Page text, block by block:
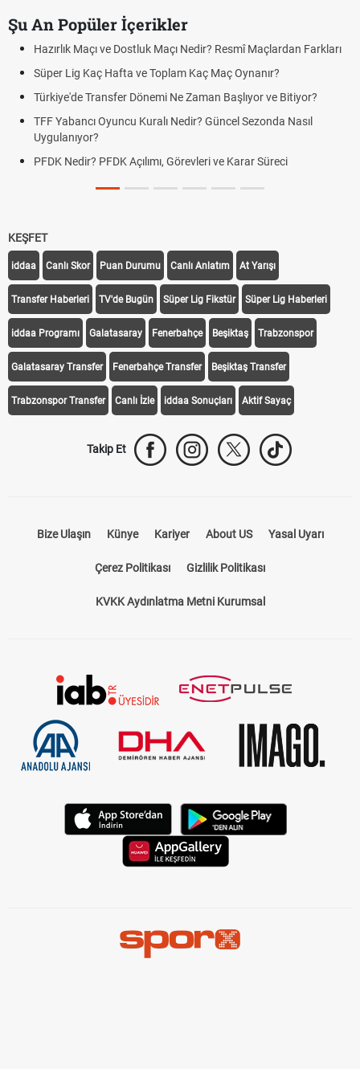
Şu An Popüler İçerikler
Hazırlık Maçı ve Dostluk Maçı Nedir? Resmî Maçlardan Farkları
Süper Lig Kaç Hafta ve Toplam Kaç Maç Oynanır?
Türkiye'de Transfer Dönemi Ne Zaman Başlıyor ve Bitiyor?
TFF Yabancı Oyuncu Kuralı Nedir? Güncel Sezonda Nasıl
Uygulanıyor?
PFDK Nedir? PFDK Açılımı, Görevleri ve Karar Süreci
KEŞFET
iddaa Canlı Skor Puan Durumu Canlı Anlatım At Yarışı
Transfer Haberleri TV'de Bugün Süper Lig Fikstür Süper Lig Haberleri
iddaa Programı Galatasaray Fenerbahçe Beşiktaş Trabzonspor
Galatasaray Transfer Fenerbahçe Transfer Beşiktaş Transfer
Trabzonspor Transfer Canlı İzle iddaa Sonuçları Aktif Sayaç
Takip Et
Bize Ulaşın Künye Kariyer About US Yasal Uyarı
Çerez Politikası Gizlilik Politikası
KVKK Aydınlatma Metni Kurumsal